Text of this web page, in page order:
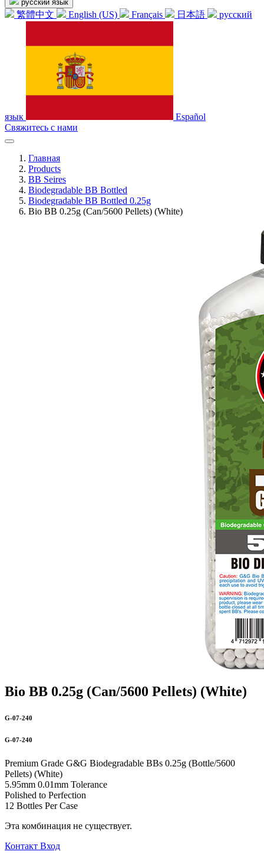
русский язык
繁體中文 English (US) Français 日本語 русский
язык
Español
Свяжитесь с нами
Главная
Products
BB Seires
Biodegradable BB Bottled
Biodegradable BB Bottled 0.25g
Bio BB 0.25g (Can/5600 Pellets) (White)
Bio BB 0.25g (Can/5600 Pellets) (White)
G-07-240
G-07-240
Premium Grade G&G Biodegradable BBs 0.25g (Bottle/5600
Pellets) (White)
5.95mm 0.01mm Tolerance
Polished to Perfection
12 Bottles Per Case
Эта комбинация не существует.
Контакт Вход